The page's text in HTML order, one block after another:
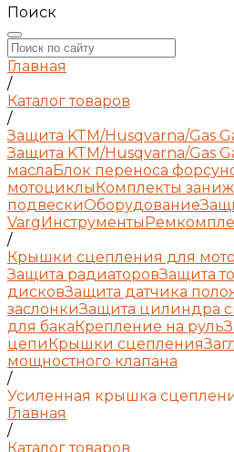
Поиск
Главная
/
Каталог товаров
/
Защита KTM/Husqvarna/Gas
Защита KTM/Husqvarna/Gas
маслаБлок переноса
мотоциклыКомплекты
подвескиОборудование
VargИнструменты
/
Крышки сцепления для
Защита радиаторовЗащита
дисковЗащита датчика
заслонкиЗащита цилиндра
для бакаКрепление на руль
цепиКрышки сцепления
мощностного клапана
/
Усиленная крышка
Главная
/
Каталог товаров